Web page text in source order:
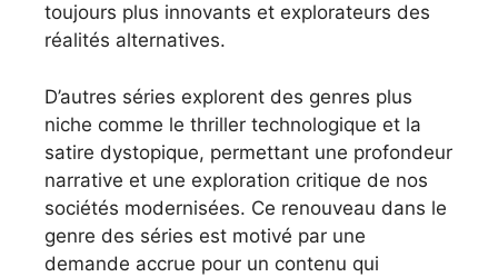
toujours plus innovants et explorateurs des
réalités alternatives.
D’autres séries explorent des genres plus
niche comme le thriller technologique et la
satire dystopique, permettant une profondeur
narrative et une exploration critique de nos
sociétés modernisées. Ce renouveau dans le
genre des séries est motivé par une
demande accrue pour un contenu qui